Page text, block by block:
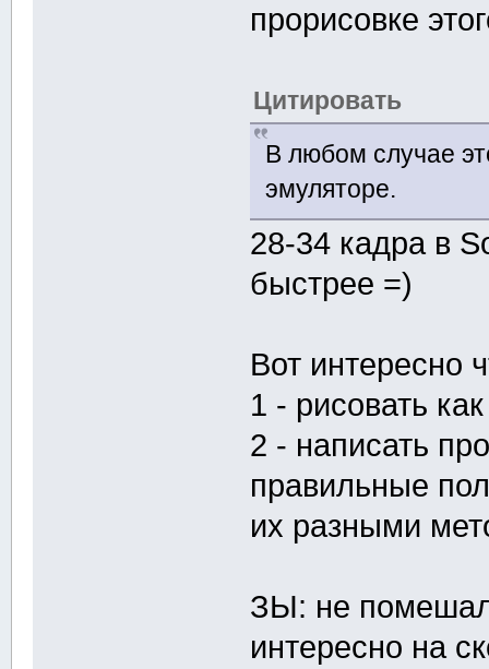
прорисовке
Цитировать
В любом случае
эмуляторе.
28-34 кадра в
быстрее =)
Вот интересно
1 - рисовать
2 - написать
правильные
их разными
ЗЫ: не
интересно на